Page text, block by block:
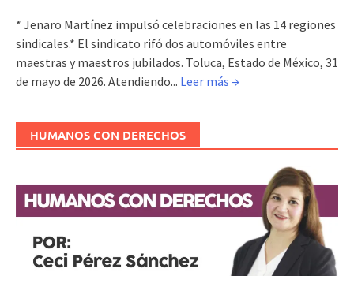
* Jenaro Martínez impulsó celebraciones en las 14 regiones
sindicales.* El sindicato rifó dos automóviles entre
maestras y maestros jubilados. Toluca, Estado de México, 31
de mayo de 2026. Atendiendo... Leer más →
HUMANOS CON DERECHOS